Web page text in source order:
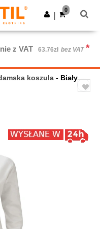
Pobierz app
0
z VAT 63.76zł bez VAT *
koszula - Biały